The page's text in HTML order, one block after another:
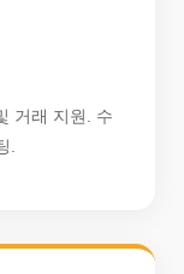
거래 지원. 수
.